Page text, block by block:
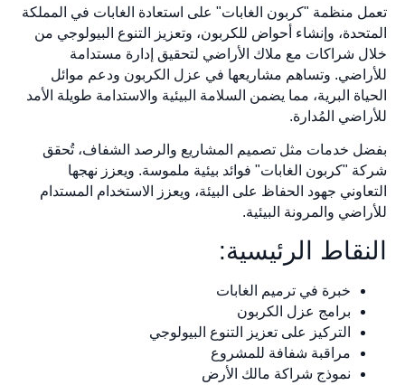
تعمل منظمة "كربون الغابات" على استعادة الغابات في المملكة
المتحدة، وإنشاء أحواض للكربون، وتعزيز التنوع البيولوجي من
خلال شراكات مع ملاك الأراضي لتحقيق إدارة مستدامة
للأراضي. وتساهم مشاريعها في عزل الكربون ودعم موائل
الحياة البرية، مما يضمن السلامة البيئية والاستدامة طويلة الأمد
للأراضي المُدارة.
بفضل خدمات مثل تصميم المشاريع والرصد الشفاف، تُحقق
شركة "كربون الغابات" فوائد بيئية ملموسة. ويعزز نهجها
التعاوني جهود الحفاظ على البيئة، ويعزز الاستخدام المستدام
للأراضي والمرونة البيئية.
النقاط الرئيسية:
خبرة في ترميم الغابات
برامج عزل الكربون
التركيز على تعزيز التنوع البيولوجي
مراقبة شفافة للمشروع
نموذج شراكة مالك الأرض